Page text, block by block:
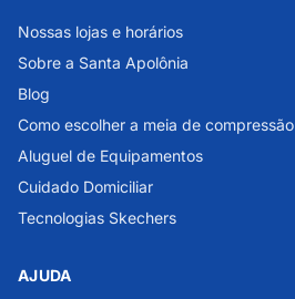
Nossas lojas e horários
Sobre a Santa Apolônia
Blog
Como escolher a meia de compressão
Aluguel de Equipamentos
Cuidado Domiciliar
Tecnologias Skechers
AJUDA